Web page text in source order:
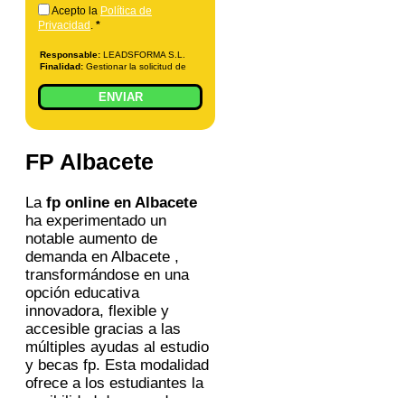
Acepto la Política de
Privacidad . *
Responsable: LEADSFORMA S.L.
Finalidad: Gestionar la solicitud de
indicada, enviar información
relacionada con la formación
solicitada y comunicar los datos al
WhatsApp u otros medios electrónicos
equivalentes.
interesado.
Destinatarios:Centros de formación
profesional, escuelas de negocios,
universidades o centros formativos
privados y/o públicos que impartan la
formación solicitada.
suprimir los datos, así como otros
derechos, como se explica en la
información adicional.
Información adicional: Puede
consultar la información detallada en
nuestraPolítica de Privacidad.
ENVIAR
FP Albacete
La fp online en Albacete
ha experimentado un
notable aumento de
demanda en Albacete ,
transformándose en una
opción educativa
innovadora, flexible y
accesible gracias a las
múltiples ayudas al estudio
y becas fp. Esta modalidad
ofrece a los estudiantes la